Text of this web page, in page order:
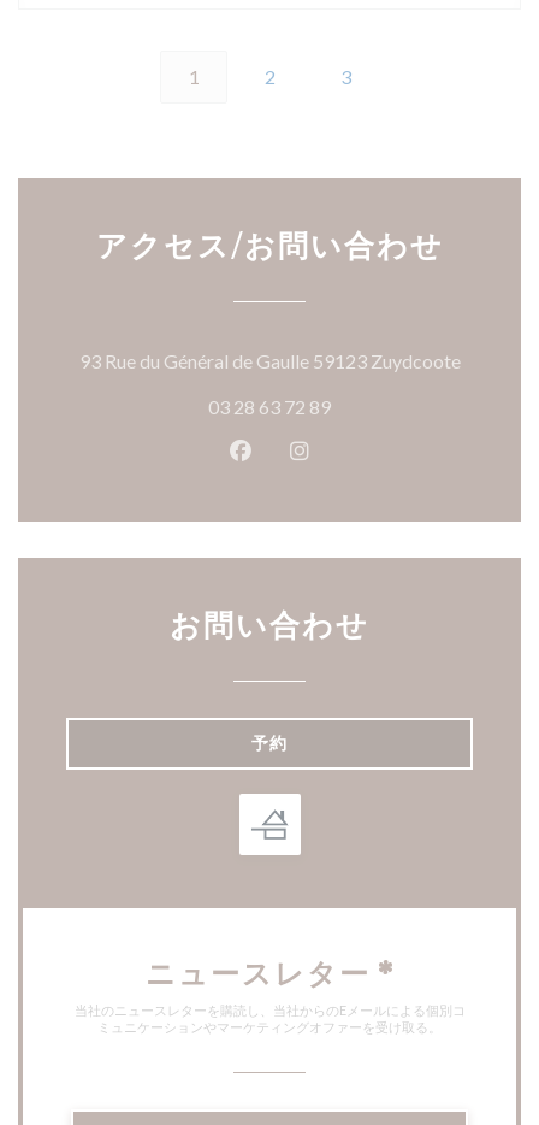
1 2 3
アクセス/お問い合わせ
93 Rue du Général de Gaulle 59123 Zuydcoote((新しい
03 28 63 72 89
Facebook ((新しいウィンドウ
Instagram ((新しいウィ
お問い合わせ
予約
ニュースレター *
当社のニュースレターを購読し、当社からのEメールによる個別コ
ミュニケーションやマーケティングオファーを受け取る。